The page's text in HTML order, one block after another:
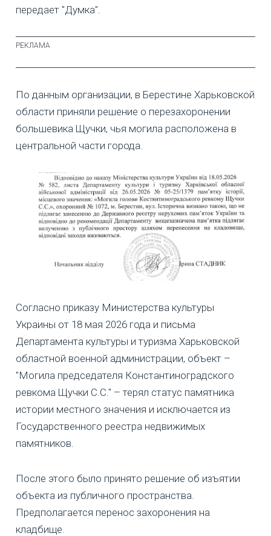
передает "Думка".
По данным организации, в Берестине Харьковской
области приняли решение о перезахоронении
большевика Щучки, чья могила расположена в
центральной части города.
Согласно приказу Министерства культуры
Украины от 18 мая 2026 года и письма
Департамента культуры и туризма Харьковской
областной военной администрации, объект –
"Могила председателя Константиноградского
ревкома Щучки С.С." – терял статус памятника
истории местного значения и исключается из
Государственного реестра недвижимых
памятников.
После этого было принято решение об изъятии
объекта из публичного пространства.
Предполагается перенос захоронения на
кладбище.